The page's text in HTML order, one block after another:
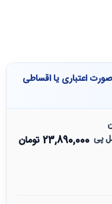
اعتباری یا اقساطی
پی 23,890,000تومان